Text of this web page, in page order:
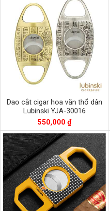
Dao cắt cigar hoa văn thổ dân
Lubinski YJA-30016
550,000 ₫